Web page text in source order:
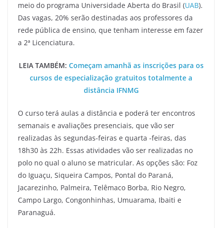
meio do programa Universidade Aberta do Brasil (UAB).
Das vagas, 20% serão destinadas aos professores da
rede pública de ensino, que tenham interesse em fazer
a 2ª Licenciatura.
LEIA TAMBÉM: Começam amanhã as inscrições para os
cursos de especialização gratuitos totalmente a
distância IFNMG
O curso terá aulas a distância e poderá ter encontros
semanais e avaliações presenciais, que vão ser
realizadas às segundas-feiras e quarta -feiras, das
18h30 às 22h. Essas atividades vão ser realizadas no
polo no qual o aluno se matricular. As opções são: Foz
do Iguaçu, Siqueira Campos, Pontal do Paraná,
Jacarezinho, Palmeira, Telêmaco Borba, Rio Negro,
Campo Largo, Congonhinhas, Umuarama, Ibaiti e
Paranaguá.